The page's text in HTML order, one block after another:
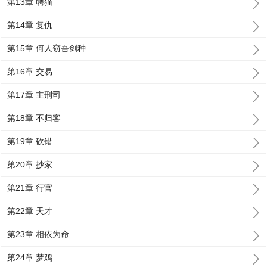
第14章 复仇
第15章 何人窃吾剑种
第16章 交易
第17章 主刑司
第18章 不归客
第19章 砍错
第20章 抄家
第21章 行官
第22章 天才
第23章 相依为命
第24章 梦鸡